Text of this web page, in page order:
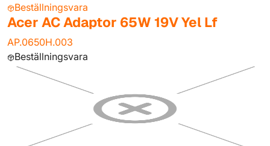
Beställningsvara
Acer AC Adaptor 65W 19V Yel Lf
AP.0650H.003
Beställningsvara